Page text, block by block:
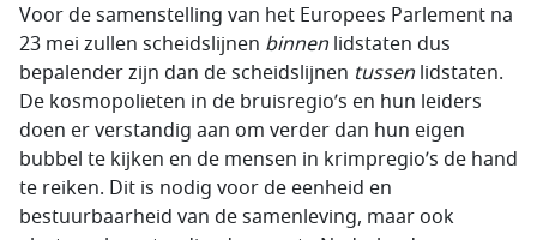
Voor de samenstelling van het Europees Parlement na
23 mei zullen scheidslijnen binnen lidstaten dus
bepalender zijn dan de scheidslijnen tussen lidstaten.
De kosmopolieten in de bruisregio’s en hun leiders
doen er verstandig aan om verder dan hun eigen
bubbel te kijken en de mensen in krimpregio’s de hand
te reiken. Dit is nodig voor de eenheid en
bestuurbaarheid van de samenleving, maar ook